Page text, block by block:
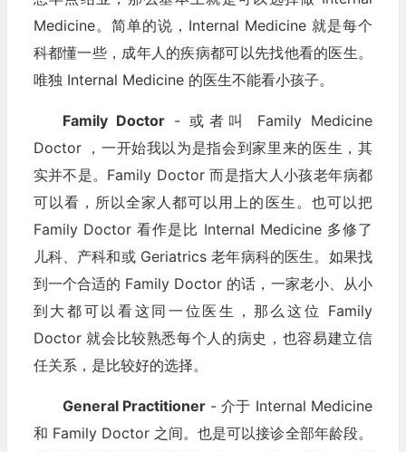
Medicine。简单的说，Internal Medicine 就是每个
科都懂一些，成年人的疾病都可以先找他看的医生。
唯独 Internal Medicine 的医生不能看小孩子。
Family Doctor- 或者叫 Family Medicine
Doctor ，一开始我以为是指会到家里来的医生，其
实并不是。Family Doctor 而是指大人小孩老年病都
可以看，所以全家人都可以用上的医生。也可以把
Family Doctor 看作是比 Internal Medicine 多修了
儿科、产科和或 Geriatrics 老年病科的医生。如果找
到一个合适的 Family Doctor 的话，一家老小、从小
到大都可以看这同一位医生，那么这位 Family
Doctor 就会比较熟悉每个人的病史，也容易建立信
任关系，是比较好的选择。
General Practitioner- 介于 Internal Medicine
和 Family Doctor 之间。也是可以接诊全部年龄段。